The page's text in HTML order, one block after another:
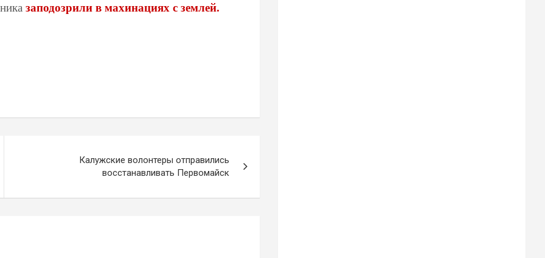
заподозрили в махинациях с землей.
Калужские волонтеры отправились
восстанавливать Первомайск